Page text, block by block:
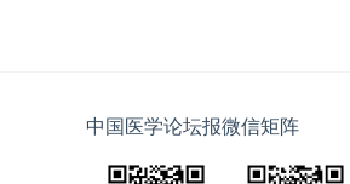
中国医学论坛报微信矩阵